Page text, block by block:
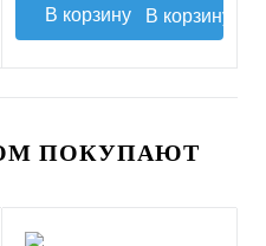
В корзину
ПОКУПАЮТ